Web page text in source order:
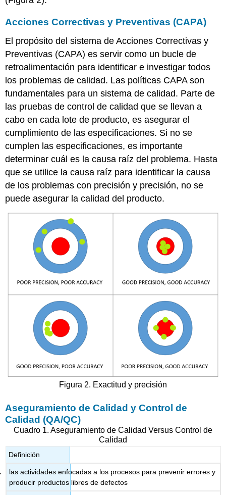
Acciones Correctivas y Preventivas (CAPA)
El propósito del sistema de Acciones Correctivas y
Preventivas (CAPA) es servir como un bucle de
retroalimentación para identificar e investigar todos
los problemas de calidad. Las políticas CAPA son
fundamentales para un sistema de calidad. Parte de
las pruebas de control de calidad que se llevan a
cabo en cada lote de producto, es asegurar el
cumplimiento de las especificaciones. Si no se
cumplen las especificaciones, es importante
determinar cuál es la causa raíz del problema. Hasta
que se utilice la causa raíz para identificar la causa
de los problemas con precisión y precisión, no se
puede asegurar la calidad del producto.
Figura 2. Exactitud y precisión
Aseguramiento de Calidad y Control de
Calidad (QA/QC)
Cuadro 1. Aseguramiento de Calidad Versus Control de
Calidad
Definición
las actividades enfocadas a los procesos para prevenir errores y
producir productos libres de defectos